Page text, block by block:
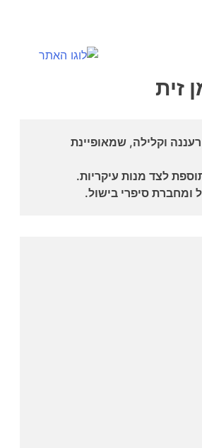
זית
וקלילה, שמאופיינת
לצד מנות עיקריות.
ומחברת סיפרי בישול.